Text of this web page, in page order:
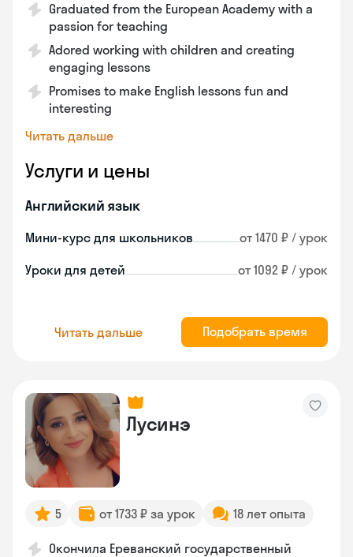
Graduated from the European Academy with a
passion for teaching
Adored working with children and creating
engaging lessons
Promises to make English lessons fun and
interesting
Читать дальше
Услуги и цены
Английский язык
Мини-курс для школьников от 1470 ₽ / урок
Уроки для детей от 1092 ₽ / урок
Читать дальше Подобрать время
Лусинэ
5 от 1733 ₽ за урок 18 лет опыта
Окончила Ереванский государственный